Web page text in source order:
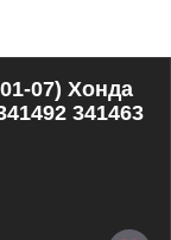
07) Хонда
341463